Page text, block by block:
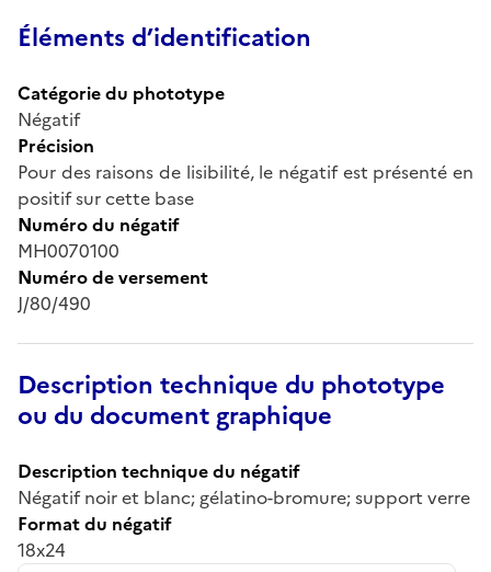
Éléments d’identification
Catégorie du phototype
Négatif
Précision
Pour des raisons de lisibilité, le négatif est présenté en
positif sur cette base
Numéro du négatif
MH0070100
Numéro de versement
J/80/490
Description technique du phototype
ou du document graphique
Description technique du négatif
Négatif noir et blanc; gélatino-bromure; support verre
Format du négatif
18x24